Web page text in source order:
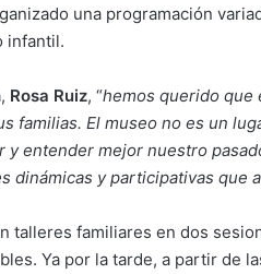
una programación
infantil.
Rosa Ruiz, “hemos querido que
familias. El museo no es un
entender mejor nuestro
dinámicas y participativas que
talleres familiares en dos
Ya por la tarde, a partir de